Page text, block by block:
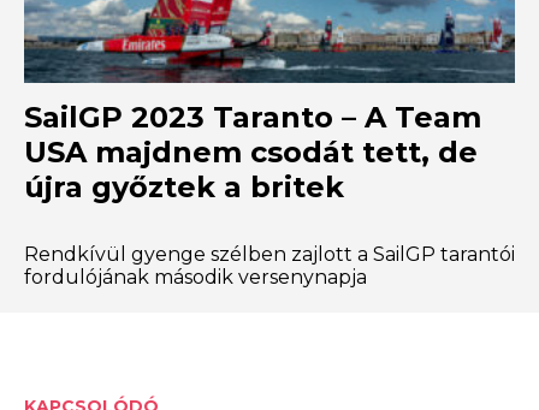
SailGP 2023 Taranto – A Team
USA majdnem csodát tett, de
újra győztek a britek
Rendkívül gyenge szélben zajlott a SailGP tarantói
fordulójának második versenynapja